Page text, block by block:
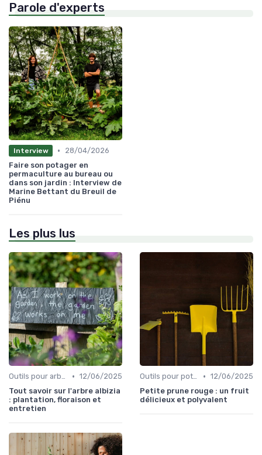
Parole d'experts
Interview •
28/04/2026
Faire son potager en
permaculture au bureau ou
dans son jardin : Interview de
Marine Bettant du Breuil de
Piénu
Les plus lus
Outils pour arbres et arbustes • 12/06/2025
Tout savoir sur l'arbre albizia
: plantation, floraison et
entretien
Outils pour potagers • 12/06/2025
Petite prune rouge : un fruit
délicieux et polyvalent